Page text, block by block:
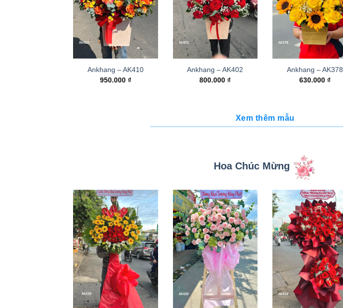
Ankhang – AK410
950.000 ₫
Ankhang – AK402
800.000₫
Ankhang – AK378
630.000₫
Xem thêm mẫu
Hoa Chúc Mừng